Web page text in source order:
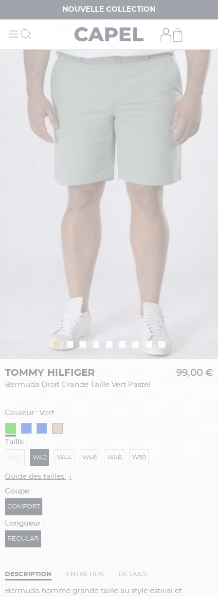
NOUVELLE COLLECTION
TOMMY HILFIGER
Bermuda Droit Grande Taille Vert Pastel
99,00 €
Couleur : Vert
Taille :
W42 W44 W46 W48 W50
Guide des tailles i
Coupe :
COMFORT
Longueur :
REGULAR
DESCRIPTION ENTRETIEN DÉTAILS
Bermuda homme grande taille au style estival et